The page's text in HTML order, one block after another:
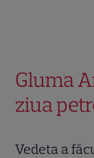
Gluma
ziua
Vedeta a